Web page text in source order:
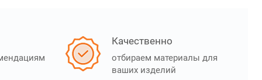
Качественно
отбираем материалы для
ваших изделий